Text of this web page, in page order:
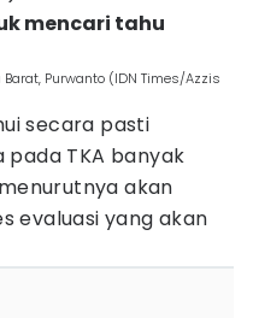
mencari tahu
Purwanto (IDN Times/Azzis
secara pasti
TKA banyak
akan
evaluasi yang akan